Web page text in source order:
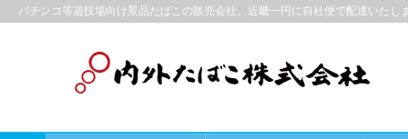
パチンコ等遊技場向け景品たばこの販売会社。近畿一円に自社便で配達いたし